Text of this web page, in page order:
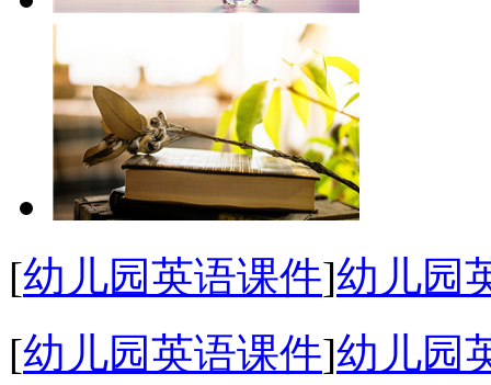
[幼儿园英语课件]幼儿园
[幼儿园英语课件]幼儿园